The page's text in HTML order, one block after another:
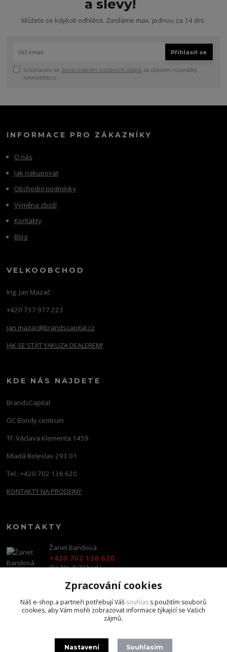
a slevy!
Můžete se kdykoli odhlásit. Zasíláme max. jednou za 14 dní.
Přihlásit se
Souhlasím se zpracováním osobních údajů za účelem rozesílky
newsletteru.
INFORMACE PRO ZÁKAZNÍKY
O nás
Jak nakupovat
Obchodní podmínky
Výměna zboží
Kontakty
Blog
VELKOOBCHOD
Ing. Jan Mazač
+420 737 977 223
jan.mazac@brandscapital.cz
JAK SE STÁT YAKUZA DEALEREM!
KDE NÁS NAJDETE
BrandsCapital
OC Bondy centrum
Tř. Václava Klementa 1459
Mladá Boleslav 293 01
Tel.: +420 702 136 620
KONTAKTY NA PRODEJNY
KONTAKTY
Žanet Bandová
+420 702 136 620
(Po-Ne, 8-20 hod.)
shop@brandscapital.cz
Zpracování cookies
Náš e-shop a partneři potřebují Váš souhlas s použitím souborů
cookies, aby Vám mohli zobrazovat informace týkající se Vašich
zájmů.
Nastavení Souhlasím